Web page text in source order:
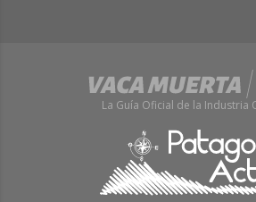
La Guía Oficial de la Industria